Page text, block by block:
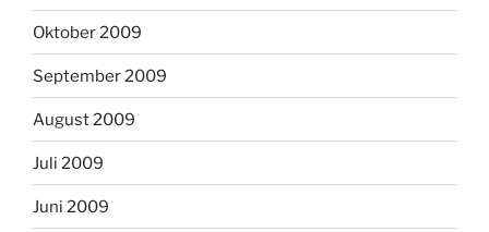
Oktober 2009
September 2009
August 2009
Juli 2009
Juni 2009